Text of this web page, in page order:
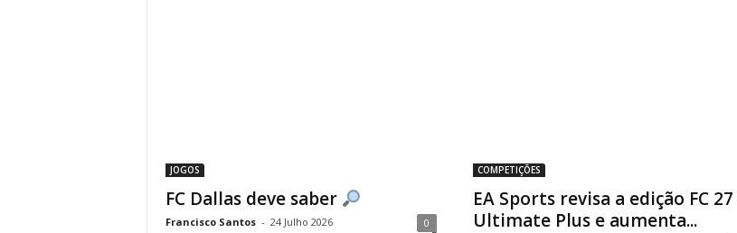
JOGOS
FC Dallas deve saber
Francisco Santos - 24 Julho 2026 0
COMPETIÇÕES
EA Sports revisa a edição FC 27
Ultimate Plus e aumenta...